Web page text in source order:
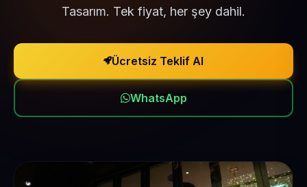
Tasarım. Tek fiyat, her şey dahil.
Ücretsiz Teklif Al
WhatsApp